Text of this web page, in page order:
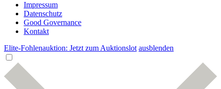
Impressum
Datenschutz
Good Governance
Kontakt
Elite-Fohlenauktion: Jetzt zum Auktionslot ausblenden